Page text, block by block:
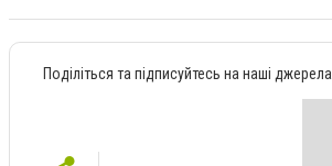
Поділіться та підписуйтесь на наші джерела